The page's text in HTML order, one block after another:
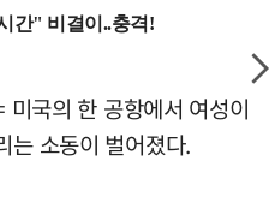
국의 한 공항에서 여성이
는 소동이 벌어졌다.